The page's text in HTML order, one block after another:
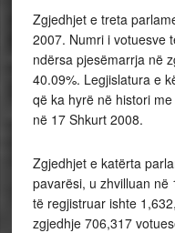
Zgjedhjet e treta
2007. Numri i votuesve
ndërsa pjesëmarrja në
40.09%. Legjislatura e
që ka hyrë në histori
në 17 Shkurt 2008.
Zgjedhjet e katërta
pavarësi, u zhvilluan në
të regjistruar ishte
zgjedhje 706,317